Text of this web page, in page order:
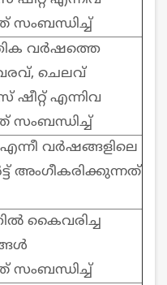
സംബന്ധിച്ച്
വര്‍ഷത്തെ
ചെലവ്
എന്നിവ
സംബന്ധിച്ച്
എന്നീ വര്‍ഷങ്ങളിലെ
അംഗീകരിക്കുന്നത്
കൈവരിച്ച
സംബന്ധിച്ച്